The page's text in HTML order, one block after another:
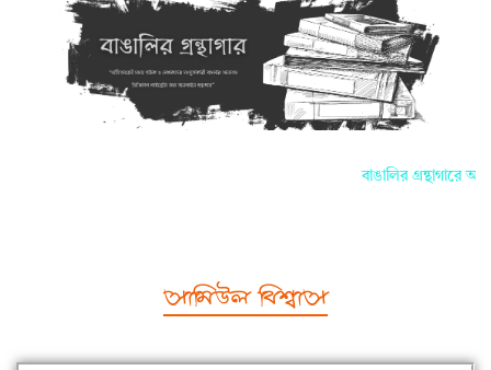
বাঙালির গ্রন্থাগারে
সামিউল বিশ্বাস